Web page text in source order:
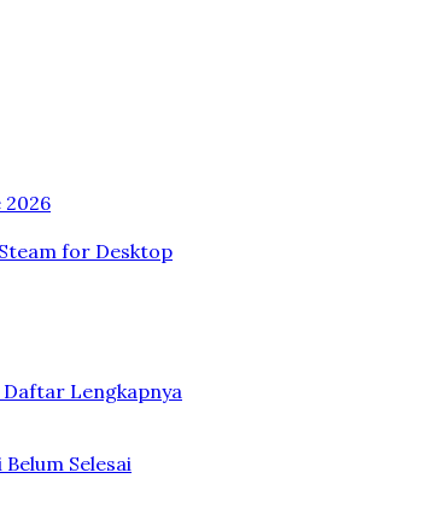
2026
for Desktop
Lengkapnya
Selesai